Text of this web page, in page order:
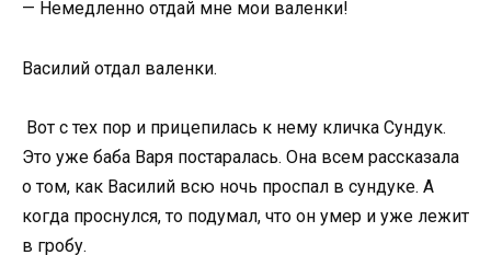
— Немедленно отдай мне мои валенки!
Василий отдал валенки.
Вот с тех пор и прицепилась к нему кличка Сундук.
Это уже баба Варя постаралась. Она всем рассказала
о том, как Василий всю ночь проспал в сундуке. А
когда проснулся, то подумал, что он умер и уже лежит
в гробу.